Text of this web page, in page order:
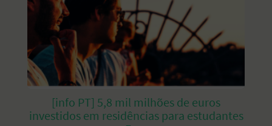
[info PT] 5,8 mil milhões de euros
investidos em residências para estudantes